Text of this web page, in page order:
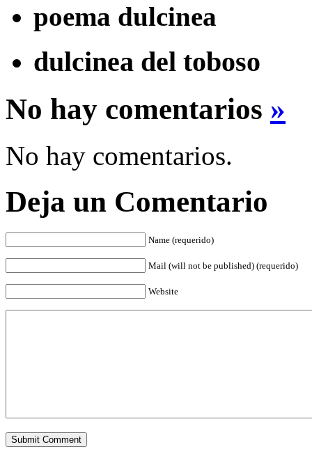
poema dulcinea
dulcinea del toboso
No hay comentarios »
No hay comentarios.
Deja un Comentario
Name (requerido)
Mail (will not be published) (requerido)
Website